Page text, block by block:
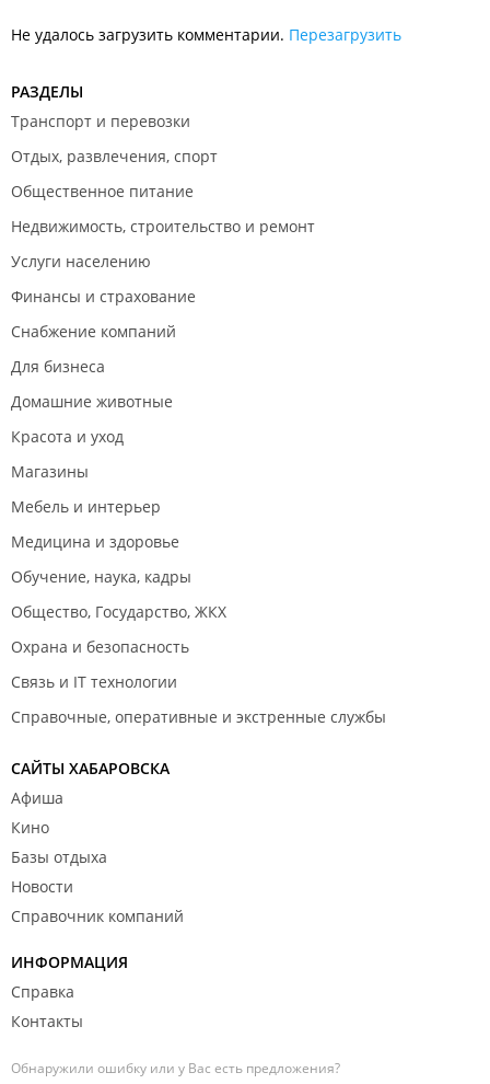
Не удалось загрузить комментарии. Перезагрузить
РАЗДЕЛЫ
Транспорт и перевозки
Отдых, развлечения, спорт
Общественное питание
Недвижимость, строительство и ремонт
Услуги населению
Финансы и страхование
Снабжение компаний
Для бизнеса
Домашние животные
Красота и уход
Магазины
Мебель и интерьер
Медицина и здоровье
Обучение, наука, кадры
Общество, Государство, ЖКХ
Охрана и безопасность
Связь и IT технологии
Справочные, оперативные и экстренные службы
САЙТЫ ХАБАРОВСКА
Афиша
Кино
Базы отдыха
Новости
Справочник компаний
ИНФОРМАЦИЯ
Справка
Контакты
Обнаружили ошибку или у Вас есть предложения?